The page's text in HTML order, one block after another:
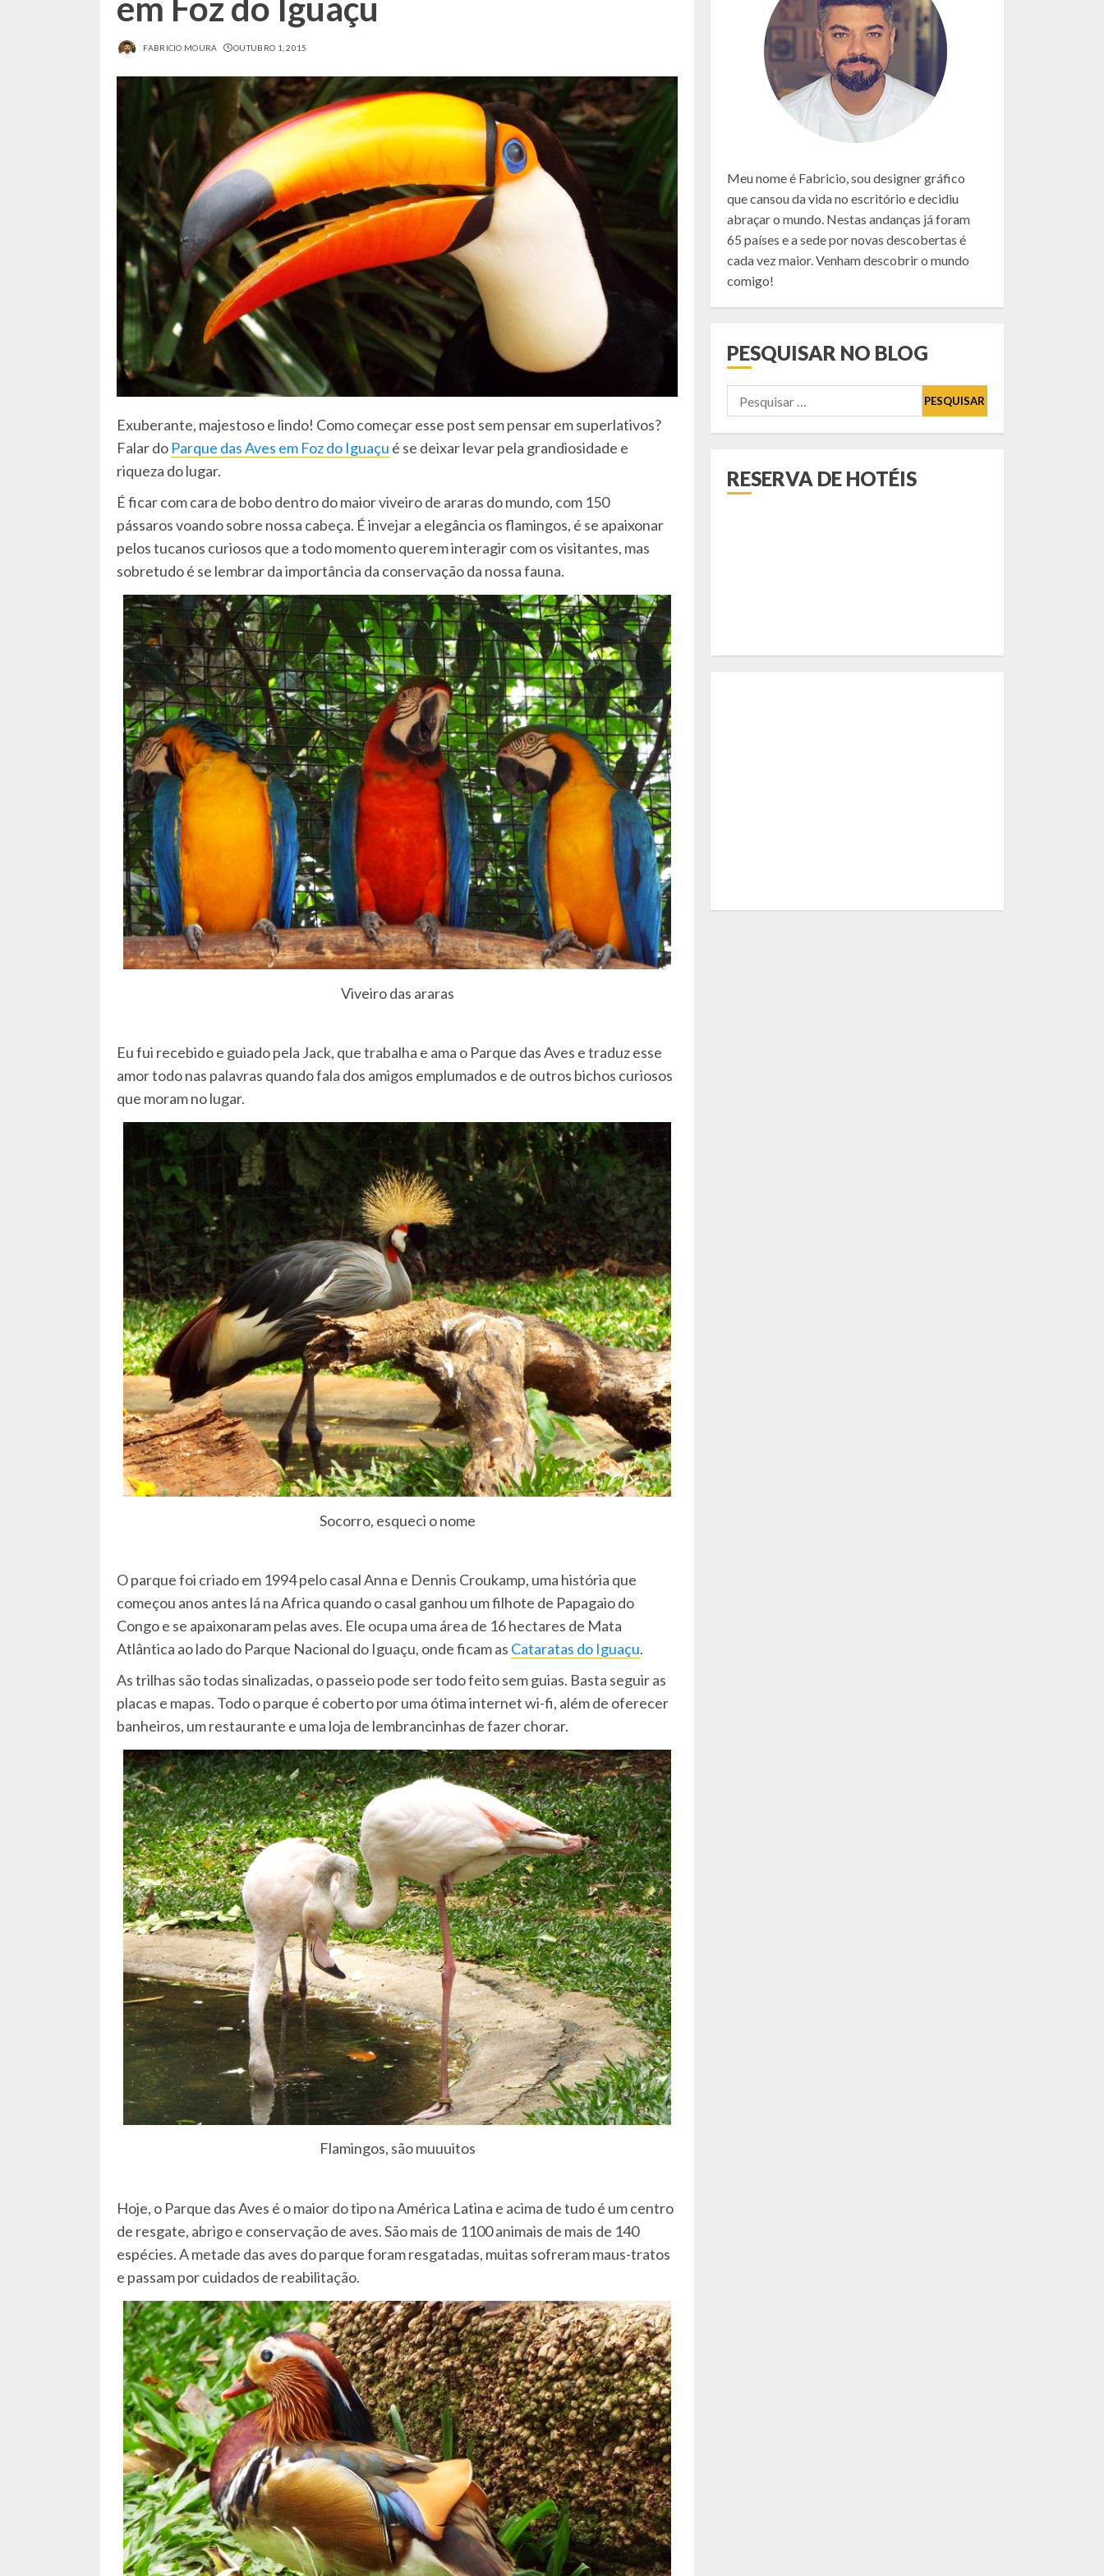
em Foz do Iguaçu
FABRICIO MOURA OUTUBRO 1, 2015
Exuberante, majestoso e lindo! Como começar esse post sem pensar em superlativos?
Falar do Parque das Aves em Foz do Iguaçu é se deixar levar pela grandiosidade e
riqueza do lugar.
É ficar com cara de bobo dentro do maior viveiro de araras do mundo, com 150
pássaros voando sobre nossa cabeça. É invejar a elegância os flamingos, é se apaixonar
pelos tucanos curiosos que a todo momento querem interagir com os visitantes, mas
sobretudo é se lembrar da importância da conservação da nossa fauna.
Viveiro das araras
Eu fui recebido e guiado pela Jack, que trabalha e ama o Parque das Aves e traduz esse
amor todo nas palavras quando fala dos amigos emplumados e de outros bichos curiosos
que moram no lugar.
Socorro, esqueci o nome
O parque foi criado em 1994 pelo casal Anna e Dennis Croukamp, uma história que
começou anos antes lá na Africa quando o casal ganhou um filhote de Papagaio do
Congo e se apaixonaram pelas aves. Ele ocupa uma área de 16 hectares de Mata
Atlântica ao lado do Parque Nacional do Iguaçu, onde ficam as Cataratas do Iguaçu.
As trilhas são todas sinalizadas, o passeio pode ser todo feito sem guias. Basta seguir as
placas e mapas. Todo o parque é coberto por uma ótima internet wi-fi, além de oferecer
banheiros, um restaurante e uma loja de lembrancinhas de fazer chorar.
Flamingos, são muuuitos
Hoje, o Parque das Aves é o maior do tipo na América Latina e acima de tudo é um centro
de resgate, abrigo e conservação de aves. São mais de 1100 animais de mais de 140
espécies. A metade das aves do parque foram resgatadas, muitas sofreram maus-tratos
e passam por cuidados de reabilitação.
Meu nome é Fabricio, sou designer gráfico
que cansou da vida no escritório e decidiu
abraçar o mundo. Nestas andanças já foram
65 países e a sede por novas descobertas é
cada vez maior. Venham descobrir o mundo
comigo!
PESQUISAR NO BLOG
Pesquisar
por:
RESERVA DE HOTÉIS